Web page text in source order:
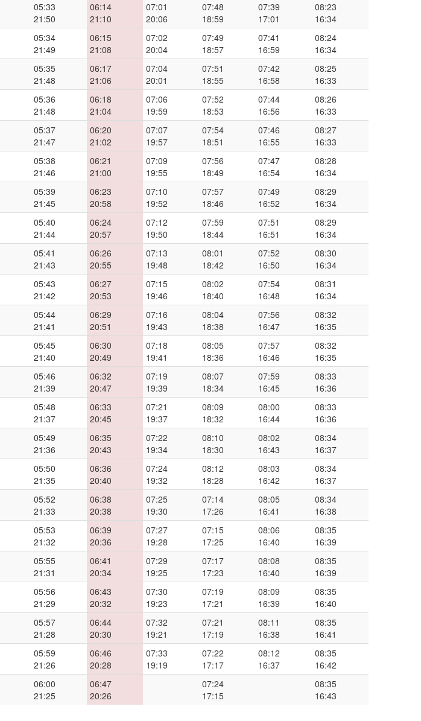
05:33
21:50
06:14
21:10
07:01
20:06
07:48
18:59
07:39
17:01
08:23
16:34
05:34
21:49
06:15
21:08
07:02
20:04
07:49
18:57
07:41
16:59
08:24
16:34
05:35
21:48
06:17
21:06
07:04
20:01
07:51
18:55
07:42
16:58
08:25
16:33
05:36
21:48
06:18
21:04
07:06
19:59
07:52
18:53
07:44
16:56
08:26
16:33
05:37
21:47
06:20
21:02
07:07
19:57
07:54
18:51
07:46
16:55
08:27
16:33
05:38
21:46
06:21
21:00
07:09
19:55
07:56
18:49
07:47
16:54
08:28
16:34
05:39
21:45
06:23
20:58
07:10
19:52
07:57
18:46
07:49
16:52
08:29
16:34
05:40
21:44
06:24
20:57
07:12
19:50
07:59
18:44
07:51
16:51
08:29
16:34
05:41
21:43
06:26
20:55
07:13
19:48
08:01
18:42
07:52
16:50
08:30
16:34
05:43
21:42
06:27
20:53
07:15
19:46
08:02
18:40
07:54
16:48
08:31
16:34
05:44
21:41
06:29
20:51
07:16
19:43
08:04
18:38
07:56
16:47
08:32
16:35
05:45
21:40
06:30
20:49
07:18
19:41
08:05
18:36
07:57
16:46
08:32
16:35
05:46
21:39
06:32
20:47
07:19
19:39
08:07
18:34
07:59
16:45
08:33
16:36
05:48
21:37
06:33
20:45
07:21
19:37
08:09
18:32
08:00
16:44
08:33
16:36
05:49
21:36
06:35
20:43
07:22
19:34
08:10
18:30
08:02
16:43
08:34
16:37
05:50
21:35
06:36
20:40
07:24
19:32
08:12
18:28
08:03
16:42
08:34
16:37
05:52
21:33
06:38
20:38
07:25
19:30
07:14
17:26
08:05
16:41
08:34
16:38
05:53
21:32
06:39
20:36
07:27
19:28
07:15
17:25
08:06
16:40
08:35
16:39
05:55
21:31
06:41
20:34
07:29
19:25
07:17
17:23
08:08
16:40
08:35
16:39
05:56
21:29
06:43
20:32
07:30
19:23
07:19
17:21
08:09
16:39
08:35
16:40
05:57
21:28
06:44
20:30
07:32
19:21
07:21
17:19
08:11
16:38
08:35
16:41
05:59
21:26
06:46
20:28
07:33
19:19
07:22
17:17
08:12
16:37
08:35
16:42
06:00
21:25
06:47
20:26
07:24
17:15
08:35
16:43